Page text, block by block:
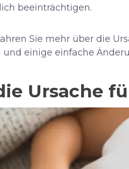
beeinträchtigen.
Sie mehr über die
einige einfache
Ursache